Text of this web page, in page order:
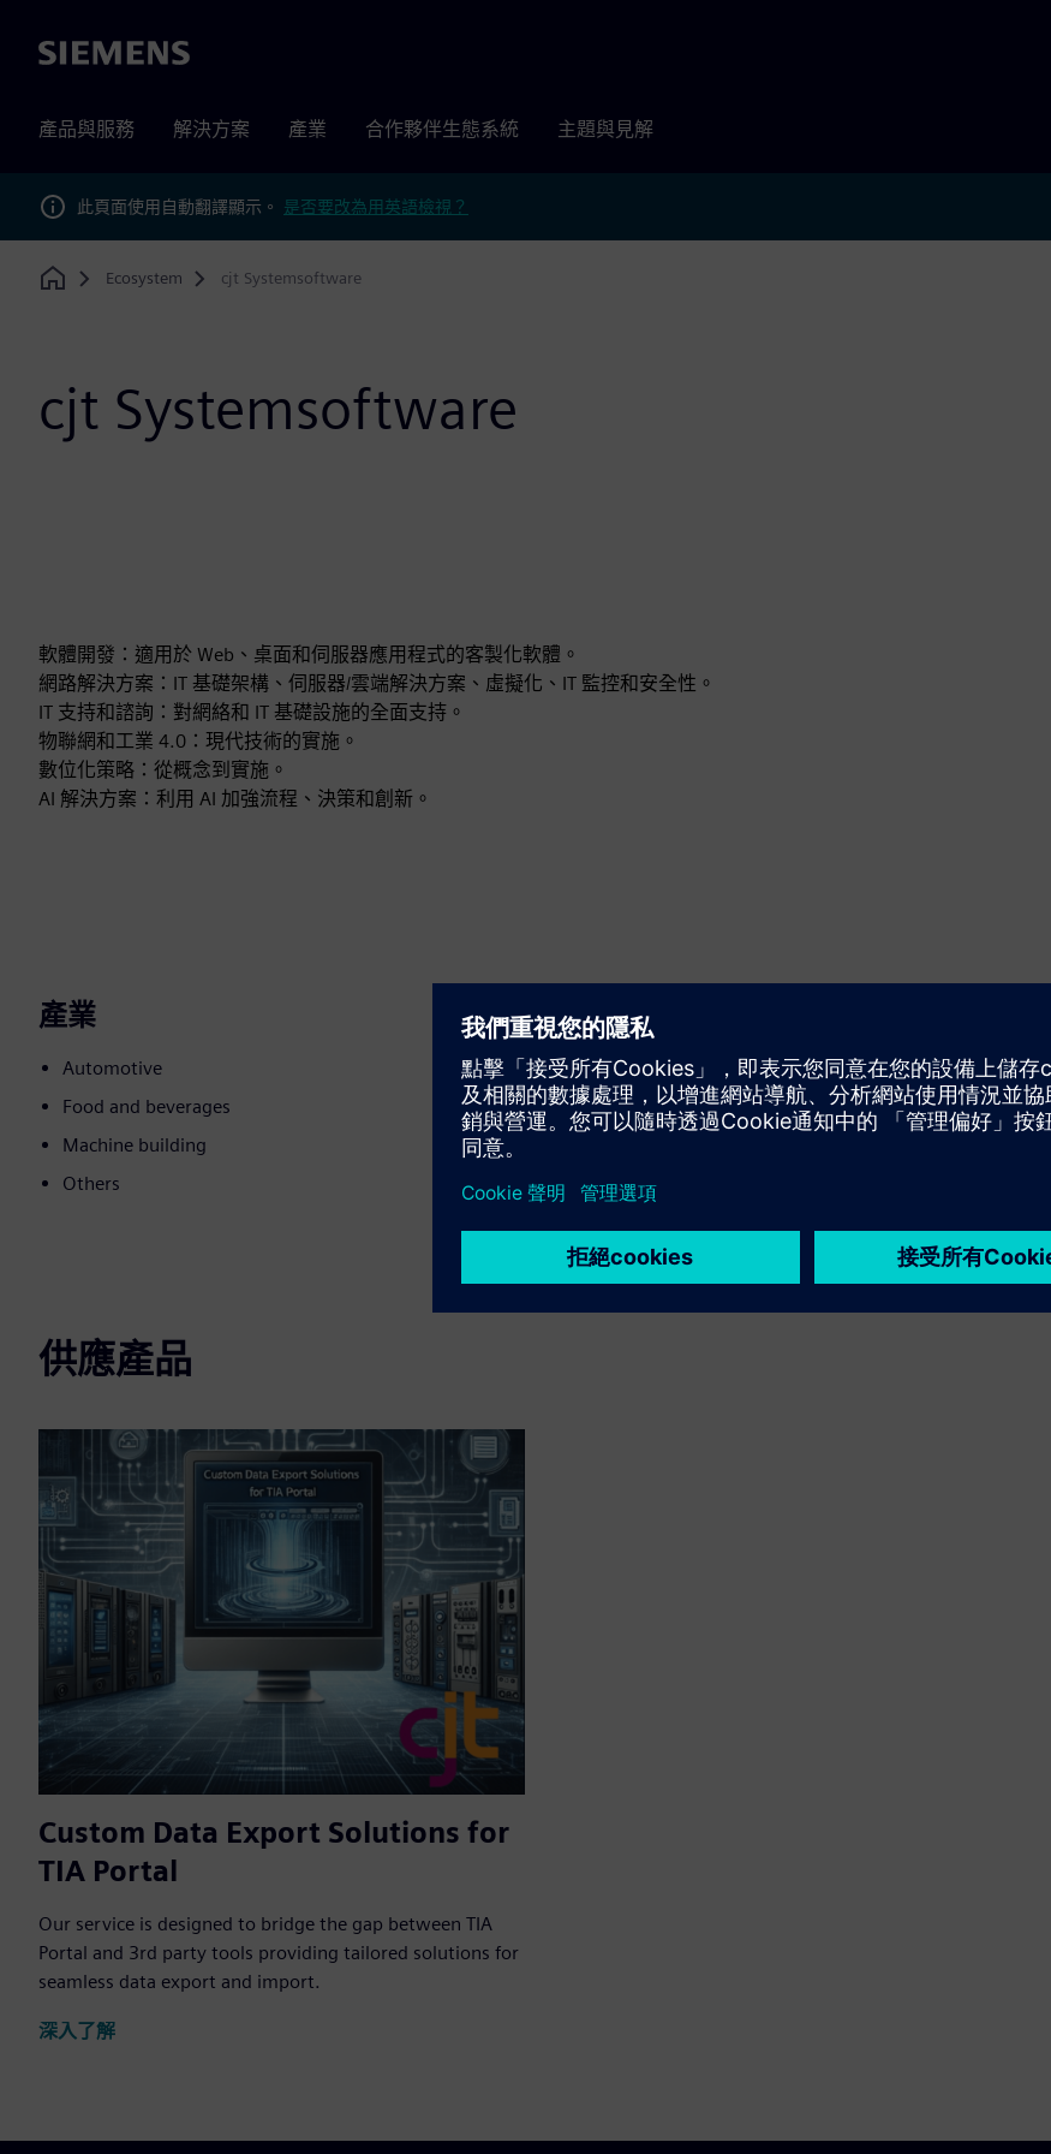
Siemens
產品與服務 解決方案 產業 合作夥伴生態系統 主題與見解
此頁面使用自動翻譯顯示。 是否要改為用英語檢視？
Home
Ecosystem cjt Systemsoftware
cjt Systemsoftware
軟體開發：適用於 Web、桌面和伺服器應用程式的客製化軟體。
網路解決方案：IT 基礎架構、伺服器/雲端解決方案、虛擬化、IT 監控和安全性。
IT 支持和諮詢：對網絡和 IT 基礎設施的全面支持。
物聯網和工業 4.0：現代技術的實施。
數位化策略：從概念到實施。
AI 解決方案：利用 AI 加強流程、決策和創新。
產業
Automotive
Food and beverages
Machine building
Others
運動
Service
針對西門子 Xcelerator 產品/解決方案提供服務，協助客戶
實施、整合、操作或維護該產品/解決方案
供應產品
Custom Data Export Solutions for
TIA Portal
Our service is designed to bridge the gap between TIA
Portal and 3rd party tools providing tailored solutions for
seamless data export and import.
深入了解